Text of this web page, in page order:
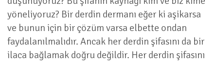
yöneliyoruz? Bir derdin dermanı eğer ki aşikarsa
ve bunun için bir çözüm varsa elbette ondan
faydalanılmalıdır. Ancak her derdin şifasını da bir
ilaca bağlamak doğru değildir. Her derdin şifasını